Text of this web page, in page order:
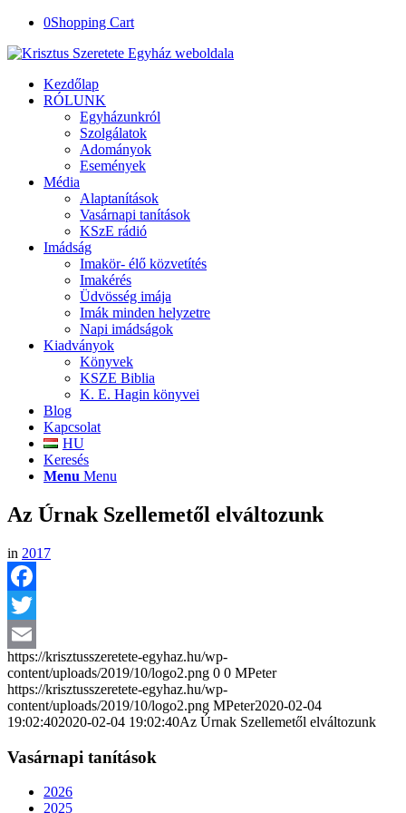
0Shopping Cart
Kezdőlap
RÓLUNK
Egyházunkról
Szolgálatok
Adományok
Események
Média
Alaptanítások
Vasárnapi tanítások
KSzE rádió
Imádság
Imakör- élő közvetítés
Imakérés
Üdvösség imája
Imák minden helyzetre
Napi imádságok
Kiadványok
Könyvek
KSZE Biblia
K. E. Hagin könyvei
Blog
Kapcsolat
HU
Keresés
Menu Menu
Az Úrnak Szellemetől elváltozunk
in 2017
Facebook
Twitter
Email
https://krisztusszeretete-egyhaz.hu/wp-
content/uploads/2019/10/logo2.png 0 0 MPeter
https://krisztusszeretete-egyhaz.hu/wp-
content/uploads/2019/10/logo2.png MPeter2020-02-04
19:02:402020-02-04 19:02:40Az Úrnak Szellemetől elváltozunk
Vasárnapi tanítások
2026
2025